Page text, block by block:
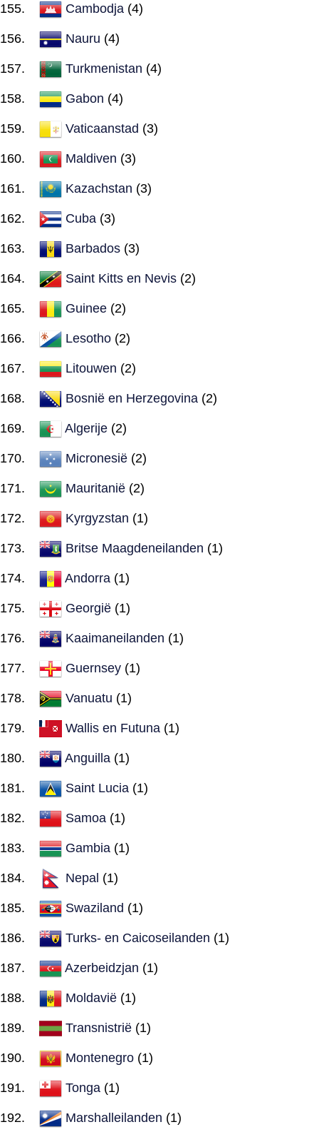
Cambodja (4)
Nauru (4)
Turkmenistan (4)
Gabon (4)
Vaticaanstad (3)
Maldiven (3)
Kazachstan (3)
Cuba (3)
Barbados (3)
Saint Kitts en Nevis (2)
Guinee (2)
Lesotho (2)
Litouwen (2)
Bosnië en Herzegovina (2)
Algerije (2)
Micronesië (2)
Mauritanië (2)
Kyrgyzstan (1)
Britse Maagdeneilanden (1)
Andorra (1)
Georgië (1)
Kaaimaneilanden (1)
Guernsey (1)
Vanuatu (1)
Wallis en Futuna (1)
Anguilla (1)
Saint Lucia (1)
Samoa (1)
Gambia (1)
Nepal (1)
Swaziland (1)
Turks- en Caicoseilanden (1)
Azerbeidzjan (1)
Moldavië (1)
Transnistrië (1)
Montenegro (1)
Tonga (1)
Marshalleilanden (1)